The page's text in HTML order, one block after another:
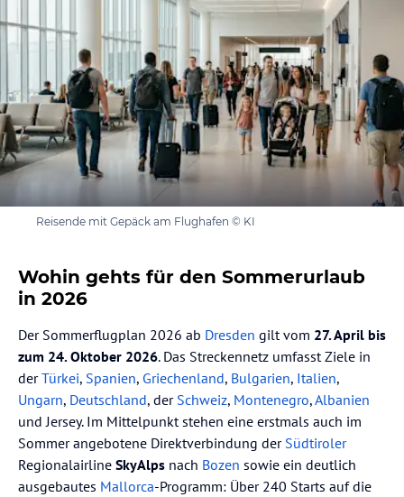
Reisende mit Gepäck am Flughafen © KI
Wohin gehts für den Sommerurlaub
in 2026
Der Sommerflugplan 2026 ab Dresden gilt vom 27. April bis
zum 24. Oktober 2026. Das Streckennetz umfasst Ziele in
derTürkei, Spanien, Griechenland, Bulgarien, Italien,
Ungarn, Deutschland, der Schweiz, Montenegro,Albanien
und Jersey. Im Mittelpunkt stehen eine erstmals auch im
Sommer angebotene Direktverbindung der Südtiroler
Regionalairline SkyAlps nach Bozen sowie ein deutlich
ausgebautes Mallorca-Programm: Über 240 Starts auf die